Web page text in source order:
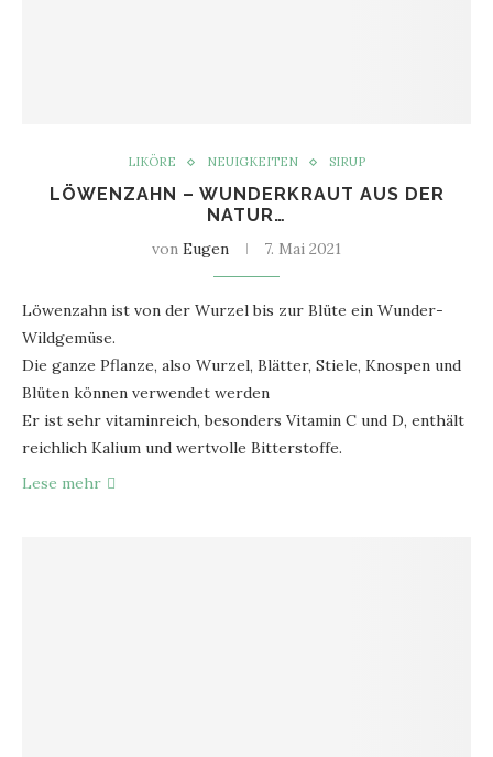
LIKÖRE NEUIGKEITEN SIRUP
LÖWENZAHN – WUNDERKRAUT AUS DER
NATUR…
von Eugen 7. Mai 2021
Löwenzahn ist von der Wurzel bis zur Blüte ein Wunder-
Wildgemüse.
Die ganze Pflanze, also Wurzel, Blätter, Stiele, Knospen und
Blüten können verwendet werden
Er ist sehr vitaminreich, besonders Vitamin C und D, enthält
reichlich Kalium und wertvolle Bitterstoffe.
Lese mehr